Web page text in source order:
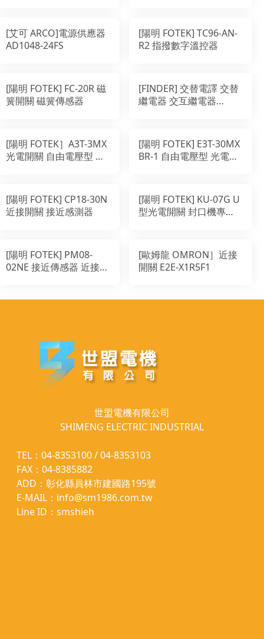
[艾可 ARCO]電源供應器
AD1048-24FS
[陽明 FOTEK] TC96-AN-
R2 指撥數字溫控器
[陽明 FOTEK] FC-20R 磁
簧開關 磁簧傳感器
[FINDER] 交替電譯 交替
繼電器 交互繼電器
[陽明 FOTEK］A3T-3MX
光電開關 自由電壓型 對
[陽明 FOTEK] E3T-30MX
BR-1 自由電壓型 光電傳
[陽明 FOTEK] CP18-30N
近接開關 接近感測器
[陽明 FOTEK] KU-07G U
型光電開關 封口機專用
[陽明 FOTEK] PM08-
02NE 接近傳感器 近接開
[歐姆龍 OMRON］近接
開關 E2E-X1R5F1
世盟電機有限公司
SHIMENG ELECTRIC INDUSTRIAL
TEL：04-8353100 / 04-8353103
FAX：04-8385882
ADD：彰化縣員林市建國路195號
E-MAIL：info@sm1986.com.tw
Line ID：smshieh